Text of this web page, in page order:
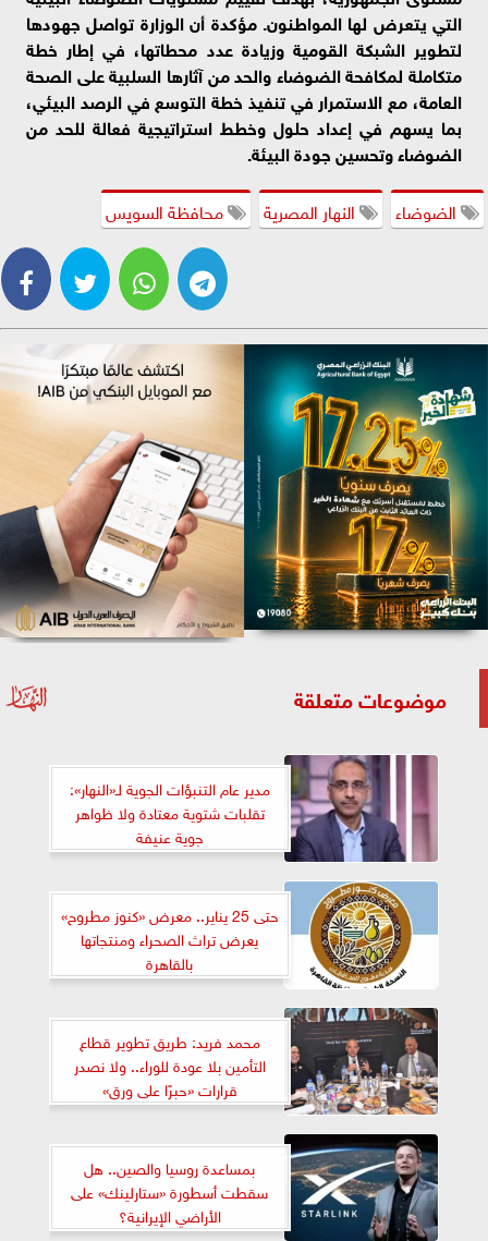
التي يتعرض لها المواطنون. مؤكدة أن الوزارة تواصل جهودها
لتطوير الشبكة القومية وزيادة عدد محطاتها، في إطار خطة
متكاملة لمكافحة الضوضاء والحد من آثارها السلبية على الصحة
العامة، مع الاستمرار في تنفيذ خطة التوسع في الرصد البيئي،
بما يسهم في إعداد حلول وخطط استراتيجية فعالة للحد من
الضوضاء وتحسين جودة البيئة.
الضوضاء النهار المصرية محافظة السويس
موضوعات متعلقة
مدير عام التنبؤات الجوية لـ«النهار»:
تقلبات شتوية معتادة ولا ظواهر
جوية عنيفة
حتى 25 يناير.. معرض «كنوز مطروح»
يعرض تراث الصحراء ومنتجاتها
بالقاهرة
محمد فريد: طريق تطوير قطاع
التأمين بلا عودة للوراء.. ولا نصدر
قرارات «حبرًا على ورق»
بمساعدة روسيا والصين.. هل
سقطت أسطورة «ستارلينك» على
الأراضي الإيرانية؟